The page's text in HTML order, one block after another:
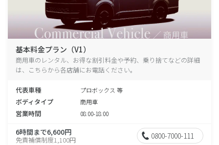
基本料金プラン（V1）
商用車のレンタル、お得な割引料金や予約、乗り捨てなどの詳細
は、こちらから各店舗にお電話ください。
代表車種 プロボックス 等
ボディタイプ 商用車
営業時間 08:00-18:00
6時間まで6,600円
免責補償制度1,100円 0800-7000-111